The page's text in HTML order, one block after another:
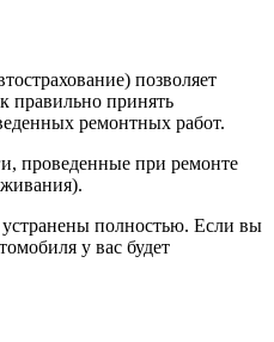
позволяет
правильно принять
ремонтных работ.
проведенные при ремонте
устранены полностью. Если вы
у вас будет